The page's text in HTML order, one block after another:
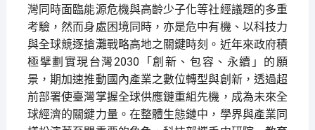
灣同時面臨能源危機與高齡少子化等社經議題的多重
考驗，然而身處困境同時，亦是危中有機、以科技力
與全球競逐搶灘戰略高地之關鍵時刻。近年來政府積
極擘劃實現台灣2030「創新、包容、永續」的願
景，期加速推動國內產業之數位轉型與創新，透過超
前部署使臺灣掌握全球供應鏈重組先機，成為未來全
球經濟的關鍵力量。在整體生態鏈中，學界與產業同